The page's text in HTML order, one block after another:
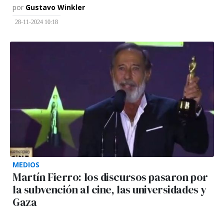
por Gustavo Winkler
28-11-2024 10:18
MEDIOS
Martín Fierro: los discursos pasaron por
la subvención al cine, las universidades y
Gaza